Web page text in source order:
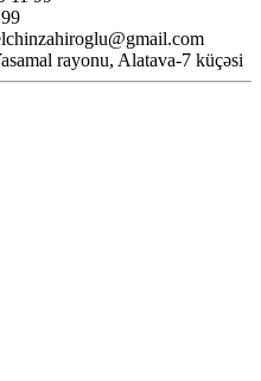
rayonu, Alatava-7 küçəsi